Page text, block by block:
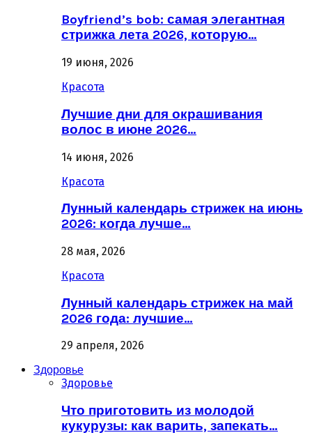
Boyfriend’s bob: самая элегантная
стрижка лета 2026, которую…
19 июня, 2026
Красота
Лучшие дни для окрашивания
волос в июне 2026…
14 июня, 2026
Красота
Лунный календарь стрижек на июнь
2026: когда лучше…
28 мая, 2026
Красота
Лунный календарь стрижек на май
2026 года: лучшие…
29 апреля, 2026
Здоровье
Здоровье
Что приготовить из молодой
кукурузы: как варить, запекать…